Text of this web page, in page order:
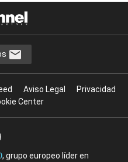
Aviso Legal
Privacidad
Center
, grupo europeo líder en